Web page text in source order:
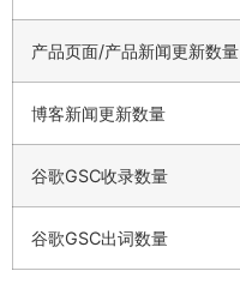
产品页面/产品新闻更新数量
博客新闻更新数量
谷歌GSC收录数量
谷歌GSC出词数量